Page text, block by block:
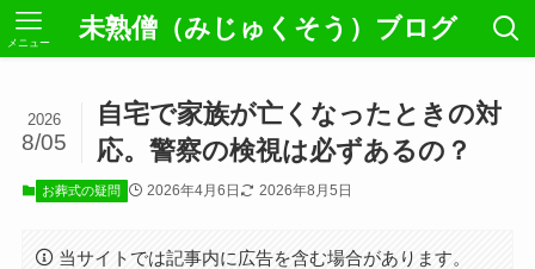
未熟僧（みじゅくそう）ブログ
メニュー
自宅で家族が亡くなったときの対
応。警察の検視は必ずあるの？
2026
8/05
お葬式の疑問 2026年4月6日 2026年8月5日
当サイトでは記事内に広告を含む場合があります。